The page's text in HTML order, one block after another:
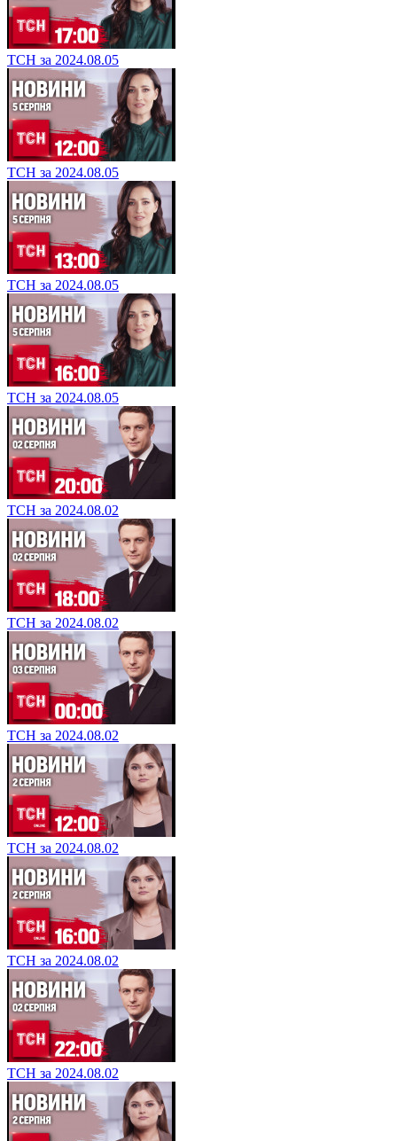
ТСН за 2024.08.05
ТСН за 2024.08.05
ТСН за 2024.08.05
ТСН за 2024.08.05
ТСН за 2024.08.02
ТСН за 2024.08.02
ТСН за 2024.08.02
ТСН за 2024.08.02
ТСН за 2024.08.02
ТСН за 2024.08.02